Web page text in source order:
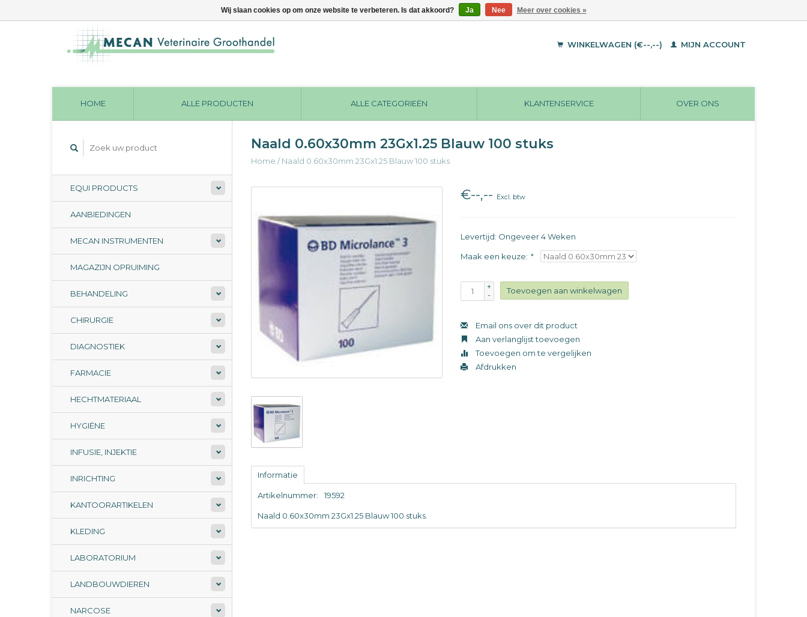
WINKELWAGEN (€--,--) MIJN ACCOUNT
HOME ALLE PRODUCTEN ALLE CATEGORIEËN KLANTENSERVICE OVER ONS
EQUI PRODUCTS
AANBIEDINGEN
MECAN INSTRUMENTEN
MAGAZIJN OPRUIMING
BEHANDELING
CHIRURGIE
DIAGNOSTIEK
FARMACIE
HECHTMATERIAAL
HYGIËNE
INFUSIE, INJEKTIE
INRICHTING
KANTOORARTIKELEN
KLEDING
LABORATORIUM
LANDBOUWDIEREN
NARCOSE
Naald 0.60x30mm 23Gx1.25 Blauw 100 stuks
Home /Naald 0.60x30mm 23Gx1.25 Blauw 100 stuks
€--,-- Excl. btw
Levertijd: Ongeveer 4 Weken
Maak een keuze: *
+
-
Toevoegen aan winkelwagen
Email ons over dit product
Aan verlanglijst toevoegen
Toevoegen om te vergelijken
Afdrukken
Informatie
Artikelnummer: 19592
Naald 0.60x30mm 23Gx1.25 Blauw 100 stuks.
Wij slaan cookies op om onze website te verbeteren. Is dat akkoord? Ja Nee Meer over cookies »